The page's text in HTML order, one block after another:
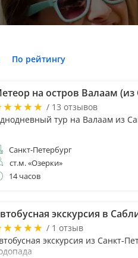
По рейтингу
на остров Валаам (из
/ 13 отзывов
тур на Валаам из
Санкт-Петербург
ст.м. «Озерки»
14 часов
экскурсия в
/ 1 отзыв
экскурсия из Санкт-